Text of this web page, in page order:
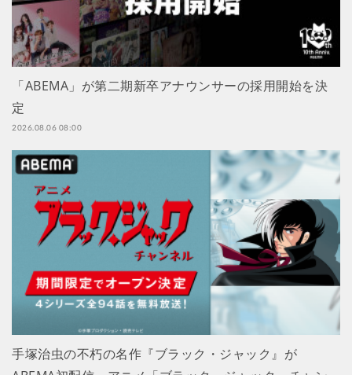
「ABEMA」が第二期新卒アナウンサーの採用開始を決
定
2026.08.06 08:00
手塚治虫の不朽の名作『ブラック・ジャック』が